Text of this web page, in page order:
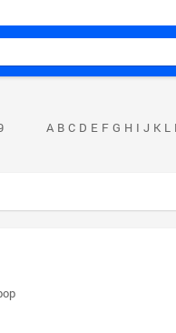
A B C D E F G H I J K L